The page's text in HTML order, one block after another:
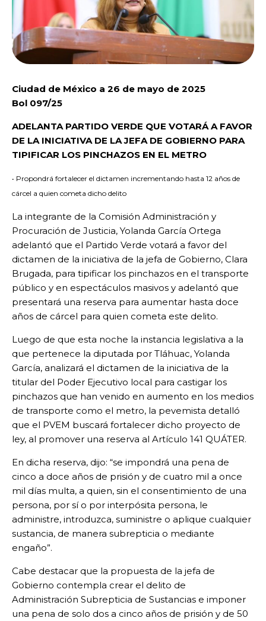
Ciudad de México a 26 de mayo de 2025
Bol 097/25
ADELANTA PARTIDO VERDE QUE VOTARÁ A FAVOR
DE LA INICIATIVA DE LA JEFA DE GOBIERNO PARA
TIPIFICAR LOS PINCHAZOS EN EL METRO
• Propondrá fortalecer el dictamen incrementando hasta 12 años de
cárcel a quien cometa dicho delito
La integrante de la Comisión Administración y
Procuración de Justicia, Yolanda García Ortega
adelantó que el Partido Verde votará a favor del
dictamen de la iniciativa de la jefa de Gobierno, Clara
Brugada, para tipificar los pinchazos en el transporte
público y en espectáculos masivos y adelantó que
presentará una reserva para aumentar hasta doce
años de cárcel para quien cometa este delito.
Luego de que esta noche la instancia legislativa a la
que pertenece la diputada por Tláhuac, Yolanda
García, analizará el dictamen de la iniciativa de la
titular del Poder Ejecutivo local para castigar los
pinchazos que han venido en aumento en los medios
de transporte como el metro, la pevemista detalló
que el PVEM buscará fortalecer dicho proyecto de
ley, al promover una reserva al Artículo 141 QUÁTER.
En dicha reserva, dijo: “se impondrá una pena de
cinco a doce años de prisión y de cuatro mil a once
mil días multa, a quien, sin el consentimiento de una
persona, por sí o por interpósita persona, le
administre, introduzca, suministre o aplique cualquier
sustancia, de manera subrepticia o mediante
engaño”.
Cabe destacar que la propuesta de la jefa de
Gobierno contempla crear el delito de
Administración Subrepticia de Sustancias e imponer
una pena de solo dos a cinco años de prisión y de 50